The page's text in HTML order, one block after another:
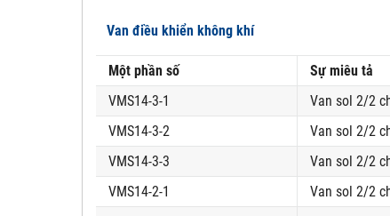
Van điều khiển không khí
Một phần số
Sự miêu tả
VMS14-3-1
Van sol 2/2
VMS14-3-2
Van sol 2/2
VMS14-3-3
Van sol 2/2
VMS14-2-1
Van sol 2/2